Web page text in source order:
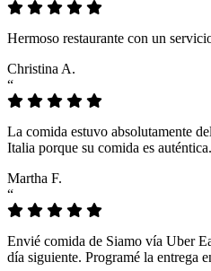
Hermoso restaurante con un
Christina A.
“
La comida estuvo absolutamente
Italia porque su comida es
Martha F.
“
Envié comida de Siamo vía Uber
día siguiente. Programé la entrega